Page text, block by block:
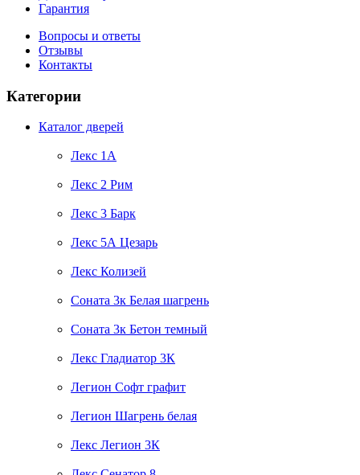
Гарантия
Вопросы и ответы
Отзывы
Контакты
Категории
Каталог дверей
Лекс 1А
Лекс 2 Рим
Лекс 3 Барк
Лекс 5А Цезарь
Лекс Колизей
Соната 3к Белая шагрень
Соната 3к Бетон темный
Лекс Гладиатор 3К
Легион Софт графит
Легион Шагрень белая
Лекс Легион 3К